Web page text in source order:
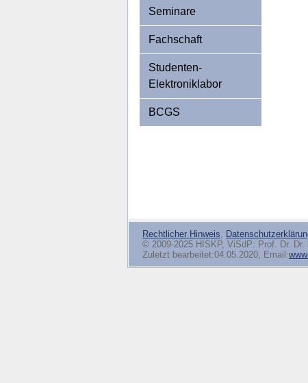
Seminare
Fachschaft
Studenten-
Elektroniklabor
BCGS
Rechtlicher Hinweis,
© 2009-2025 HISKP, ViSdP: Prof. Dr.
Zuletzt bearbeitet:04.05.2020, Email: